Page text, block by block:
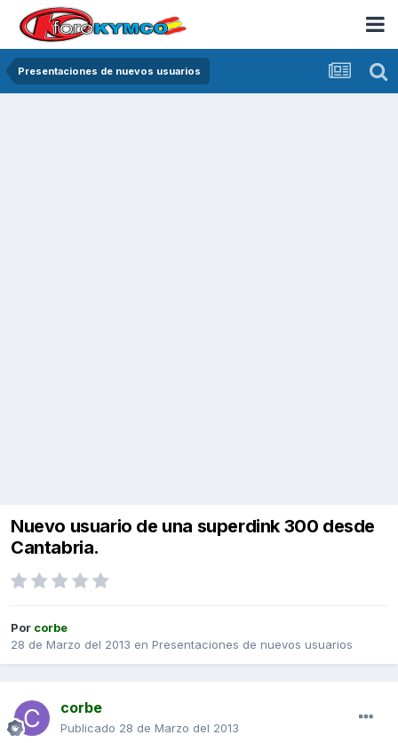
Presentaciones de nuevos usuarios
Nuevo usuario de una superdink 300 desde
Cantabria.
Por corbe
28 de Marzo del 2013 en Presentaciones de nuevos usuarios
corbe
Publicado 28 de Marzo del 2013